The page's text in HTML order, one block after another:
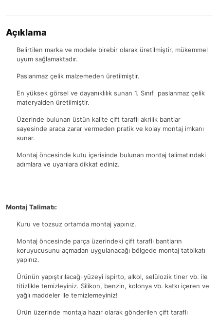
Açıklama
Belirtilen marka ve modele birebir olarak üretilmiştir, mükemmel
uyum sağlamaktadır.
Paslanmaz çelik malzemeden üretilmiştir.
En yüksek görsel ve dayanıklılık sunan 1. Sınıf paslanmaz çelik
materyalden üretilmiştir.
Üzerinde bulunan üstün kalite çift taraflı akrilik bantlar
sayesinde araca zarar vermeden pratik ve kolay montaj imkanı
sunar.
Montaj öncesinde kutu içerisinde bulunan montaj talimatındaki
adımlara ve uyarılara dikkat ediniz.
Montaj Talimatı:
Kuru ve tozsuz ortamda montaj yapınız.
Montaj öncesinde parça üzerindeki çift taraflı bantların
koruyucusunu açmadan uygulanacağı bölgede montaj tatbikatı
yapınız.
Ürünün yapıştırılacağı yüzeyi ispirto, alkol, selülozik tiner vb. ile
titizlikle temizleyiniz. Silikon, benzin, kolonya vb. katkı içeren ve
yağlı maddeler ile temizlemeyiniz!
Ürün üzerinde montaja hazır olarak gönderilen çift taraflı